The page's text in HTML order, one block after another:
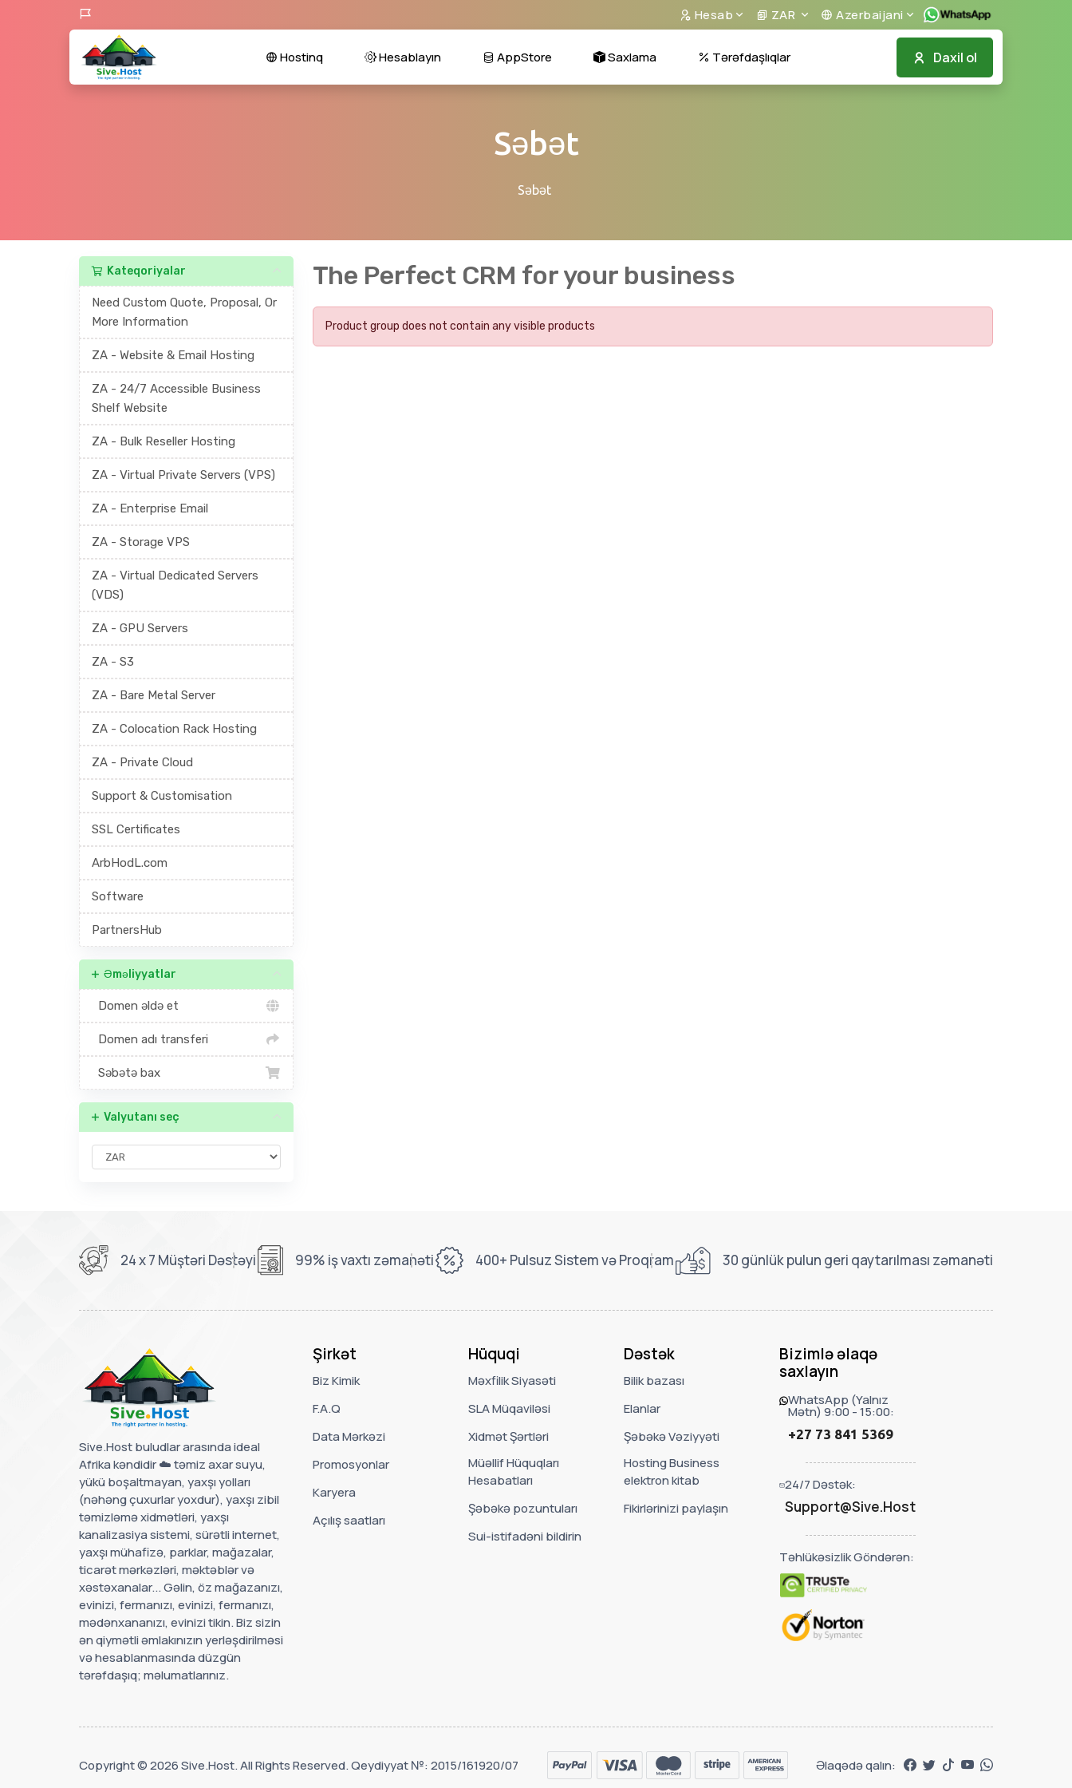
Hesab ZAR Azerbaijani
Daxil ol
Hostinq Hesablayın AppStore Saxlama Tərəfdaşlıqlar
Səbət
Səbət
Kateqoriyalar
Need Custom Quote, Proposal, Or
More Information
ZA - Website & Email Hosting
ZA - 24/7 Accessible Business
Shelf Website
ZA - Bulk Reseller Hosting
ZA - Virtual Private Servers (VPS)
ZA - Enterprise Email
ZA - Storage VPS
ZA - Virtual Dedicated Servers
(VDS)
ZA - GPU Servers
ZA - S3
ZA - Bare Metal Server
ZA - Colocation Rack Hosting
ZA - Private Cloud
Support & Customisation
SSL Certificates
ArbHodL.com
Software
PartnersHub
Əməliyyatlar
Domen əldə et
Domen adı transferi
Səbətə bax
Valyutanı seç
The Perfect CRM for your business
Product group does not contain any visible products
24 x 7 Müştəri Dəstəyi 99% iş vaxtı zəmanəti 400+ Pulsuz Sistem və Proqram 30 günlük pulun geri qaytarılması zəmanəti
Sive.Host buludlar arasında ideal
Afrika kəndidir ☁️ təmiz axar suyu,
yükü boşaltmayan, yaxşı yolları
(nəhəng çuxurlar yoxdur), yaxşı zibil
təmizləmə xidmətləri, yaxşı
kanalizasiya sistemi, sürətli internet,
yaxşı mühafizə, parklar, mağazalar,
ticarət mərkəzləri, məktəblər və
xəstəxanalar... Gəlin, öz mağazanızı,
evinizi, fermanızı, evinizi, fermanızı,
mədənxananızı, evinizi tikin. Biz sizin
ən qiymətli əmlakınızın yerləşdirilməsi
və hesablanmasında düzgün
tərəfdaşıq; məlumatlarınız.
Şirkət
Biz Kimik
F.A.Q
Data Mərkəzi
Promosyonlar
Karyera
Açılış saatları
Hüquqi
Məxfilik Siyasəti
SLA Müqaviləsi
Xidmət Şərtləri
Müəllif Hüquqları
Hesabatları
Şəbəkə pozuntuları
Sui-istifadəni bildirin
Dəstək
Bilik bazası
Elanlar
Şəbəkə Vəziyyəti
Hosting Business
elektron kitab
Fikirlərinizi paylaşın
Bizimlə əlaqə
saxlayın
WhatsApp (Yalnız
Mətn) 9:00 - 15:00:
+27 73 841 5369
24/7 Dəstək:
Support@Sive.Host
Təhlükəsizlik Göndərən:
Copyright © 2026 Sive.Host. All Rights Reserved. Qeydiyyat №: 2015/161920/07 Əlaqədə qalın: